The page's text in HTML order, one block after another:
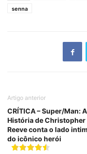
senna
Artigo anterior
CRÍTICA – Super/Man: A
História de Christopher
Reeve conta o lado
do icônico herói